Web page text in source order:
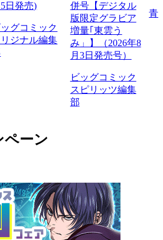
日発売)
ッグコミック
ジナル編集
併号【デジタル
版限定グラビア
増量｢東雲う
み」】（2026年8
月3日発売号）
ビッグコミック
スピリッツ編集
部
青
ペーン